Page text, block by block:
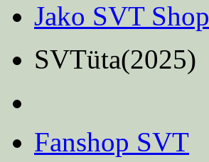
Jako SVT Shop
SVTüta(2025)
Fanshop SVT